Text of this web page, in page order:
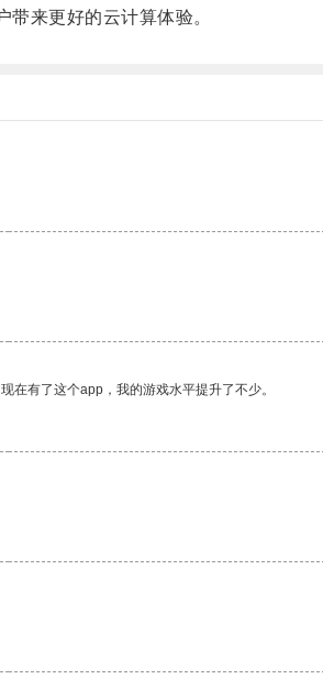
来更好的云计算体验。
在有了这个app，我的游戏水平提升了不少。